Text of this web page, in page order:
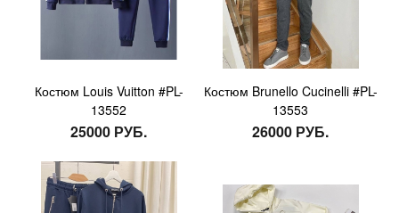
Костюм Louis Vuitton #PL-
13552
25000 РУБ.
Костюм Brunello Cucinelli #PL-
13553
26000 РУБ.